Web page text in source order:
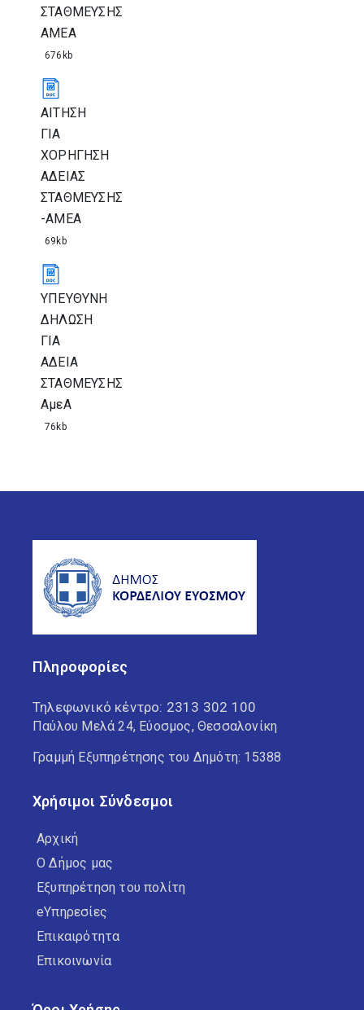
ΣΤΑΘΜΕΥΣΗΣ
ΑΜΕΑ
676kb
ΑΙΤΗΣΗ
ΓΙΑ
ΧΟΡΗΓΗΣΗ
ΑΔΕΙΑΣ
ΣΤΑΘΜΕΥΣΗΣ
-ΑΜΕΑ
69kb
ΥΠΕΥΘΥΝΗ
ΔΗΛΩΣΗ
ΓΙΑ
ΑΔΕΙΑ
ΣΤΑΘΜΕΥΣΗΣ
ΑμεΑ
76kb
Πληροφορίες
Τηλεφωνικό κέντρο: 2313 302 100
Παύλου Μελά 24, Εύοσμος, Θεσσαλονίκη
Γραμμή Εξυπηρέτησης του Δημότη: 15388
Χρήσιμοι Σύνδεσμοι
Αρχική
Ο Δήμος μας
Εξυπηρέτηση του πολίτη
eΥπηρεσίες
Επικαιρότητα
Επικοινωνία